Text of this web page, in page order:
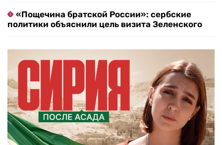
«Пощечина братской России»: сербские
политики объяснили цель визита Зеленского